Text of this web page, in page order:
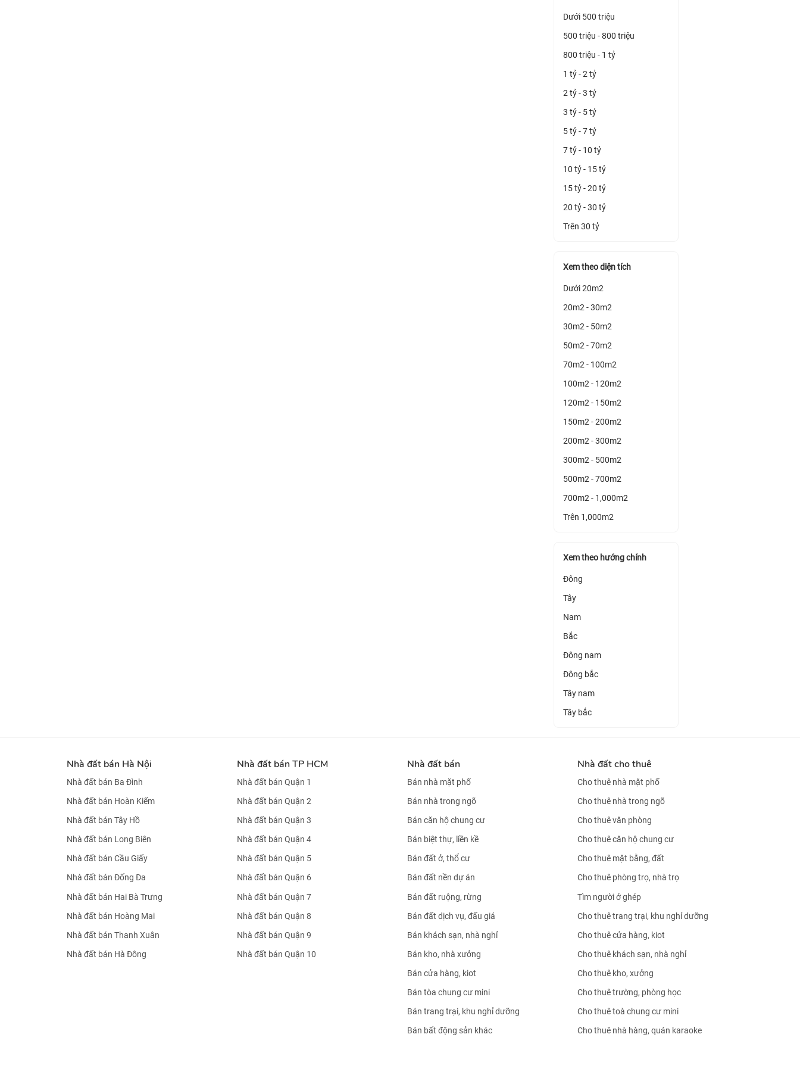
Dưới 500 triệu
500 triệu - 800 triệu
800 triệu - 1 tỷ
1 tỷ - 2 tỷ
2 tỷ - 3 tỷ
3 tỷ - 5 tỷ
5 tỷ - 7 tỷ
7 tỷ - 10 tỷ
10 tỷ - 15 tỷ
15 tỷ - 20 tỷ
20 tỷ - 30 tỷ
Trên 30 tỷ
Xem theo diện tích
Dưới 20m2
20m2 - 30m2
30m2 - 50m2
50m2 - 70m2
70m2 - 100m2
100m2 - 120m2
120m2 - 150m2
150m2 - 200m2
200m2 - 300m2
300m2 - 500m2
500m2 - 700m2
700m2 - 1,000m2
Trên 1,000m2
Xem theo hướng chính
Đông
Tây
Nam
Bắc
Đông nam
Đông bắc
Tây nam
Tây bắc
Nhà đất bán Hà Nội
Nhà đất bán Ba Đình
Nhà đất bán Hoàn Kiếm
Nhà đất bán Tây Hồ
Nhà đất bán Long Biên
Nhà đất bán Cầu Giấy
Nhà đất bán Đống Đa
Nhà đất bán Hai Bà Trưng
Nhà đất bán Hoàng Mai
Nhà đất bán Thanh Xuân
Nhà đất bán Hà Đông
Nhà đất bán TP HCM
Nhà đất bán Quận 1
Nhà đất bán Quận 2
Nhà đất bán Quận 3
Nhà đất bán Quận 4
Nhà đất bán Quận 5
Nhà đất bán Quận 6
Nhà đất bán Quận 7
Nhà đất bán Quận 8
Nhà đất bán Quận 9
Nhà đất bán Quận 10
Nhà đất bán
Bán nhà mặt phố
Bán nhà trong ngõ
Bán căn hộ chung cư
Bán biệt thự, liền kề
Bán đất ở, thổ cư
Bán đất nền dự án
Bán đất ruộng, rừng
Bán đất dịch vụ, đấu giá
Bán khách sạn, nhà nghỉ
Bán kho, nhà xưởng
Bán cửa hàng, kiot
Bán tòa chung cư mini
Bán trang trại, khu nghỉ dưỡng
Bán bất động sản khác
Nhà đất cho thuê
Cho thuê nhà mặt phố
Cho thuê nhà trong ngõ
Cho thuê văn phòng
Cho thuê căn hộ chung cư
Cho thuê mặt bằng, đất
Cho thuê phòng trọ, nhà trọ
Tìm người ở ghép
Cho thuê trang trại, khu nghỉ dưỡng
Cho thuê cửa hàng, kiot
Cho thuê khách sạn, nhà nghỉ
Cho thuê kho, xưởng
Cho thuê trường, phòng học
Cho thuê toà chung cư mini
Cho thuê nhà hàng, quán karaoke